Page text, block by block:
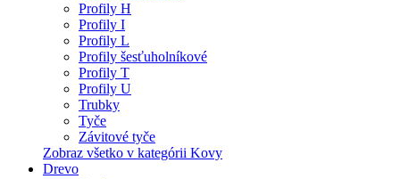
Profily H
Profily I
Profily L
Profily šesťuholníkové
Profily T
Profily U
Trubky
Tyče
Závitové tyče
Zobraz všetko v kategórii Kovy
Drevo